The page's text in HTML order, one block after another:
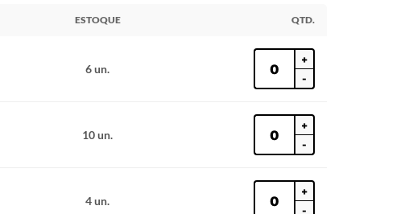
ESTOQUE QTD.
6 un.
+
-
10 un.
+
-
4 un.
+
-